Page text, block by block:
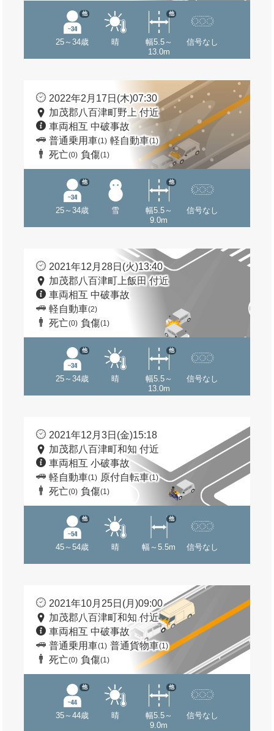
25～34歳
他
晴
幅5.5～
13.0m
他
信号なし
2022年2月17日(木)07:30
加茂郡八百津町野上 付近
車両相互 中破事故
普通乗用車(1) 軽自動車(1)
死亡(0) 負傷(1)
25～34歳
他
雪
幅5.5～
9.0m
他
信号なし
2021年12月28日(火)13:40
加茂郡八百津町上飯田 付近
車両相互 中破事故
軽自動車(2)
死亡(0) 負傷(1)
25～34歳
他
晴
幅5.5～
13.0m
他
信号なし
2021年12月3日(金)15:18
加茂郡八百津町和知 付近
車両相互 小破事故
軽自動車(1) 原付自転車(1)
死亡(0) 負傷(1)
45～54歳
他
晴 幅～5.5m
他
信号なし
2021年10月25日(月)09:00
加茂郡八百津町和知 付近
車両相互 中破事故
普通乗用車(1) 普通貨物車(1)
死亡(0) 負傷(1)
35～44歳
他
晴
幅5.5～
9.0m
他
信号なし